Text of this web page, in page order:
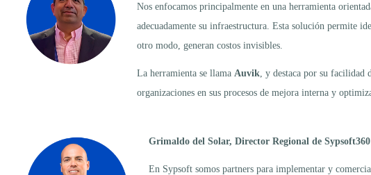
Nos enfocamos principalmente en una herramienta
adecuadamente su infraestructura. Esta solución permite
otro modo, generan costos invisibles.
La herramienta se llama Auvik , y destaca por su
organizaciones en sus procesos de mejora interna y
Grimaldo del Solar, Director Regional de Sypsoft360
En Sypsoft somos partners para implementar y